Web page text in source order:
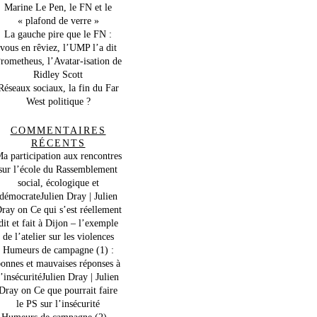
Marine Le Pen, le FN et le
« plafond de verre »
La gauche pire que le FN :
vous en rêviez, l’UMP l’a dit
l’Avatar-isation de
Ridley Scott
sociaux, la fin du Far
West politique ?
COMMENTAIRES
RÉCENTS
participation aux rencontres
l’école du Rassemblement
social, écologique et
démocrateJulien Dray | Julien
on Ce qui s’est réellement
et fait à Dijon – l’exemple
de l’atelier sur les violences
Humeurs de campagne (1) :
et mauvaises réponses à
Dray | Julien
on Ce que pourrait faire
le PS sur l’insécurité